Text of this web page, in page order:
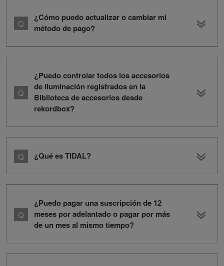
¿Cómo puedo actualizar o cambiar mi
método de pago?
¿Puedo controlar todos los accesorios
de iluminación registrados en la
Biblioteca de accesorios desde
rekordbox?
¿Qué es TIDAL?
¿Puedo pagar una suscripción de 12
meses por adelantado o pagar por más
de un mes al mismo tiempo?